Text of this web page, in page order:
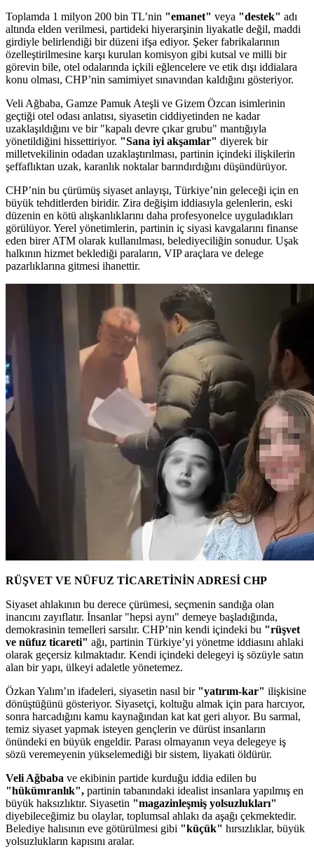
Toplamda 1 milyon 200 bin TL’nin "emanet" veya "destek" adı
altında elden verilmesi, partideki hiyerarşinin liyakatle değil, maddi
girdiyle belirlendiği bir düzeni ifşa ediyor. Şeker fabrikalarının
özelleştirilmesine karşı kurulan komisyon gibi kutsal ve milli bir
görevin bile, otel odalarında içkili eğlencelere ve etik dışı iddialara
konu olması, CHP’nin samimiyet sınavından kaldığını gösteriyor.
Veli Ağbaba, Gamze Pamuk Ateşli ve Gizem Özcan isimlerinin
geçtiği otel odası anlatısı, siyasetin ciddiyetinden ne kadar
uzaklaşıldığını ve bir "kapalı devre çıkar grubu" mantığıyla
yönetildiğini hissettiriyor. "Sana iyi akşamlar" diyerek bir
milletvekilinin odadan uzaklaştırılması, partinin içindeki ilişkilerin
şeffaflıktan uzak, karanlık noktalar barındırdığını düşündürüyor.
CHP’nin bu çürümüş siyaset anlayışı, Türkiye’nin geleceği için en
büyük tehditlerden biridir. Zira değişim iddiasıyla gelenlerin, eski
düzenin en kötü alışkanlıklarını daha profesyonelce uyguladıkları
görülüyor. Yerel yönetimlerin, partinin iç siyasi kavgalarını finanse
eden birer ATM olarak kullanılması, belediyeciliğin sonudur. Uşak
halkının hizmet beklediği paraların, VIP araçlara ve delege
pazarlıklarına gitmesi ihanettir.
RÜŞVET VE NÜFUZ TİCARETİNİN ADRESİ CHP
Siyaset ahlakının bu derece çürümesi, seçmenin sandığa olan
inancını zayıflatır. İnsanlar "hepsi aynı" demeye başladığında,
demokrasinin temelleri sarsılır. CHP’nin kendi içindeki bu "rüşvet
ve nüfuz ticareti" ağı, partinin Türkiye’yi yönetme iddiasını ahlaki
olarak geçersiz kılmaktadır. Kendi içindeki delegeyi iş sözüyle satın
alan bir yapı, ülkeyi adaletle yönetemez.
Özkan Yalım’ın ifadeleri, siyasetin nasıl bir "yatırım-kar" ilişkisine
dönüştüğünü gösteriyor. Siyasetçi, koltuğu almak için para harcıyor,
sonra harcadığını kamu kaynağından kat kat geri alıyor. Bu sarmal,
temiz siyaset yapmak isteyen gençlerin ve dürüst insanların
önündeki en büyük engeldir. Parası olmayanın veya delegeye iş
sözü veremeyenin yükselemediği bir sistem, liyakati öldürür.
Veli Ağbaba ve ekibinin partide kurduğu iddia edilen bu
"hükümranlık", partinin tabanındaki idealist insanlara yapılmış en
büyük haksızlıktır. Siyasetin "magazinleşmiş yolsuzlukları"
diyebileceğimiz bu olaylar, toplumsal ahlakı da aşağı çekmektedir.
Belediye halısının eve götürülmesi gibi "küçük" hırsızlıklar, büyük
yolsuzlukların kapısını aralar.